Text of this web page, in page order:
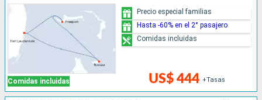
Comidas incluidas US$ 444 +Tasas
Precio especial familias
Hasta -60% en el 2° pasajero
Comidas incluidas